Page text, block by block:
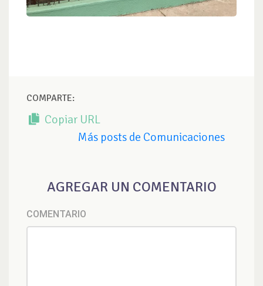
COMPARTE:
Copiar URL
Más posts de Comunicaciones
AGREGAR UN COMENTARIO
COMENTARIO